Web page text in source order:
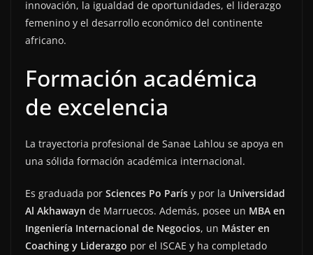
innovación, la igualdad de oportunidades, el liderazgo
femenino y el desarrollo económico del continente
africano.
Formación académica
de excelencia
La trayectoria profesional de Sanae Lahlou se apoya en
una sólida formación académica internacional.
Es graduada por Sciences Po París y por la Universidad
Al Akhawayn de Marruecos. Además, posee un MBA en
Ingeniería Internacional de Negocios, un Máster en
Coaching y Liderazgo por el ISCAE y ha completado